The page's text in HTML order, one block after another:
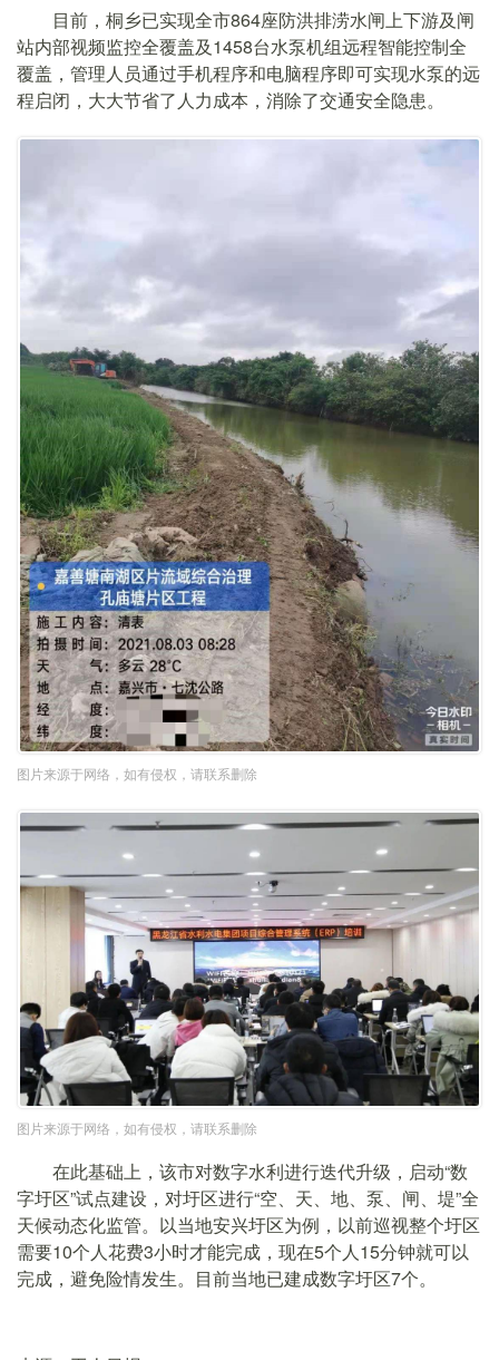
目前，桐乡已实现全市864座防洪排涝水闸上下游及闸
站内部视频监控全覆盖及1458台水泵机组远程智能控制全
覆盖，管理人员通过手机程序和电脑程序即可实现水泵的远
程启闭，大大节省了人力成本，消除了交通安全隐患。
图片来源于网络，如有侵权，请联系删除
图片来源于网络，如有侵权，请联系删除
在此基础上，该市对数字水利进行迭代升级，启动“数
字圩区”试点建设，对圩区进行“空、天、地、泵、闸、堤”全
天候动态化监管。以当地安兴圩区为例，以前巡视整个圩区
需要10个人花费3小时才能完成，现在5个人15分钟就可以
完成，避免险情发生。目前当地已建成数字圩区7个。